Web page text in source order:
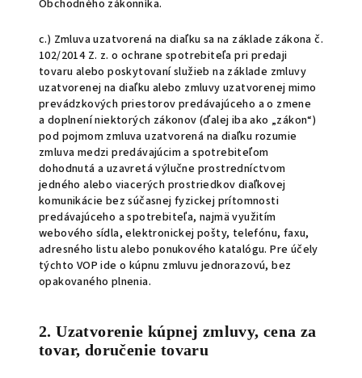
Obchodného zákonníka.
c.) Zmluva uzatvorená na diaľku sa na základe zákona č.
102/2014 Z. z. o ochrane spotrebiteľa pri predaji
tovaru alebo poskytovaní služieb na základe zmluvy
uzatvorenej na diaľku alebo zmluvy uzatvorenej mimo
prevádzkových priestorov predávajúceho a o zmene
a doplnení niektorých zákonov (ďalej iba ako „zákon“)
pod pojmom zmluva uzatvorená na diaľku rozumie
zmluva medzi predávajúcim a spotrebiteľom
dohodnutá a uzavretá výlučne prostredníctvom
jedného alebo viacerých prostriedkov diaľkovej
komunikácie bez súčasnej fyzickej prítomnosti
predávajúceho a spotrebiteľa, najmä využitím
webového sídla, elektronickej pošty, telefónu, faxu,
adresného listu alebo ponukového katalógu. Pre účely
týchto VOP ide o kúpnu zmluvu jednorazovú, bez
opakovaného plnenia.
2. Uzatvorenie kúpnej zmluvy, cena za
tovar, doručenie tovaru